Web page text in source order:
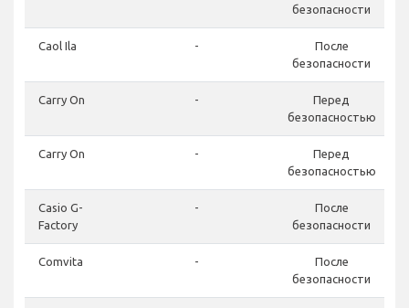
безопасности
Caol Ila -
После
безопасности
Carry On -
Перед
безопасностью
Carry On -
Перед
безопасностью
Casio G-
Factory
-
После
безопасности
Comvita -
После
безопасности